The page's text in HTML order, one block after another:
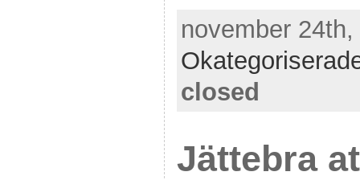
november
closed
Jättebra